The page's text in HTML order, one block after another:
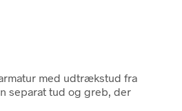
med udtrækstud fra
separat tud og greb, der